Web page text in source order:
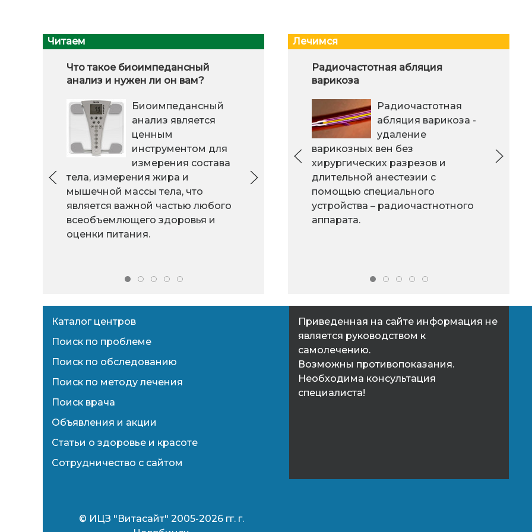
Читаем
Что такое биоимпедансный
анализ и нужен ли он вам?
Биоимпедансный
анализ является
ценным
инструментом для
измерения состава
тела, измерения жира и
мышечной массы тела, что
является важной частью любого
всеобъемлющего здоровья и
оценки питания.
Кодирование и вывод из запоя
метод борьбы с алкоголизмом
представляет собой меры,
направленные на избавление
человека от алкогольной
зависимости. Запой - состояние, в
котором человек уже не может
прекратить употреблять
спиртные напитки.
Не
Лечимся
Радиочастотная абляция
варикоза
Радиочастотная
абляция варикоза -
удаление
варикозных вен без
хирургических разрезов и
длительной анестезии с
помощью специального
устройства – радиочастнотного
аппарата.
Каталог центров
Поиск по проблеме
Поиск по обследованию
Поиск по методу лечения
Поиск врача
Объявления и акции
Статьи о здоровье и красоте
Сотрудничество с сайтом
Приведенная на сайте информация не
является руководством к
самолечению.
Возможны противопоказания.
Необходима консультация
специалиста!
© ИЦЗ "Витасайт" 2005-2026 гг. г.